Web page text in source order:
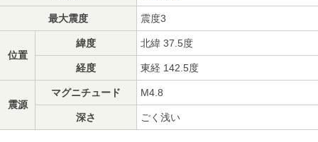
最大震度 震度3
位置
緯度 北緯 37.5度
経度 東経 142.5度
震源
マグニチュード M4.8
深さ ごく浅い